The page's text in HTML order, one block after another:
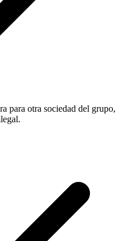
para otra sociedad del grupo,